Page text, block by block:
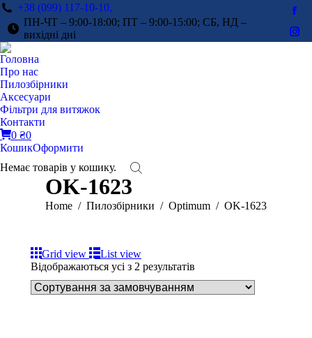
+38 (099) 117-10-10,
ПН-ЧТ – 9:00-18:00; ПТ – 9:00-15:00; СБ, НД –
вихідні дні
Головна
Про нас
Пилозбірники
Аксесуари
Фільтри для витяжок
Контакти
0 ₴0
КошикОформити
Немає товарів у кошику.
OK-1623
You are here:
Home Пилозбірники Optimum OK-1623
Grid view
List view
Відображаються усі з 2 результатів